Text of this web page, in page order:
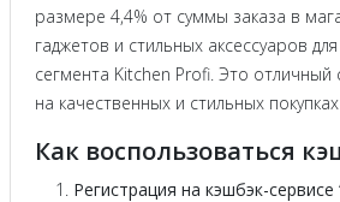
размере 4,4% от суммы заказа в
гаджетов и стильных аксессуаров
сегмента Kitchen Profi. Это отличный
на качественных и стильных
Как воспользоваться
Регистрация на кэшбэк-